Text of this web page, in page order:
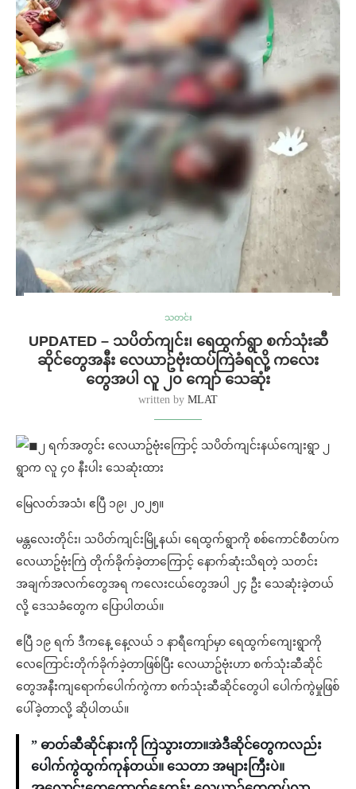
သတင်း
UPDATED – သပိတ်ကျင်း၊ ရေထွက်ရွာ စက်သုံးဆီ
ဆိုင်တွေအနီး လေယာဥ်ဗုံးထပ်ကြဲခံရလို့ ကလေး
တွေအပါ လူ ၂၀ ကျော် သေဆုံး
written by MLAT
၂ ရက်အတွင်း လေယာဥ်ဗုံးကြောင့် သပိတ်ကျင်းနယ်ကျေးရွာ ၂
ရွာက လူ ၄၀ နီးပါး သေဆုံးထား
မြေလတ်အသံ၊ ဧပြီ ၁၉၊ ၂၀၂၅။
မန္တလေးတိုင်း၊ သပိတ်ကျင်းမြို့နယ်၊ ရေထွက်ရွာကို စစ်ကောင်စီတပ်က
လေယာဥ်ဗုံးကြဲ တိုက်ခိုက်ခဲ့တာကြောင့် နောက်ဆုံးသိရတဲ့ သတင်း
အချက်အလက်တွေအရ ကလေးငယ်တွေအပါ ၂၄ ဦး သေဆုံးခဲ့တယ်
လို့ ဒေသခံတွေက ပြောပါတယ်။
ဧပြီ ၁၉ ရက် ဒီကနေ့ နေ့လယ် ၁ နာရီကျော်မှာ ရေထွက်ကျေးရွာကို
လေကြောင်းတိုက်ခိုက်ခဲ့တာဖြစ်ပြီး လေယာဥ်ဗုံးဟာ စက်သုံးဆီဆိုင်
တွေအနီးကျရောက်ပေါက်ကွဲကာ စက်သုံးဆီဆိုင်တွေပါ ပေါက်ကွဲမှုဖြစ်
ပေါ်ခဲ့တာလို့ ဆိုပါတယ်။
” ဓာတ်ဆီဆိုင်နားကို ကြဲသွားတာ။အဲဒီဆိုင်တွေကလည်း
ပေါက်ကွဲထွက်ကုန်တယ်။ သေတာ အများကြီးပဲ။